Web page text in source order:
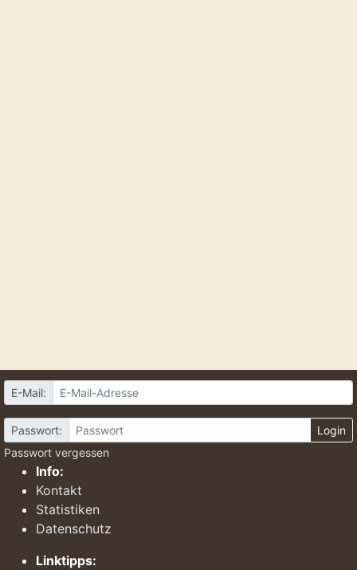
E-Mail:
Passwort:
Login
Passwort vergessen
Info:
Kontakt
Statistiken
Datenschutz
Linktipps: